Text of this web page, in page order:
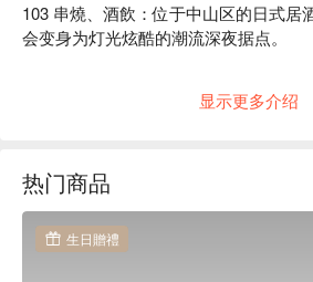
103 串燒、酒飲：位于中山区的日式居
会变身为灯光炫酷的潮流深夜据点。
初是一家氛围轻松的日式居酒屋，最适
在地人都超爱这里，原因很简单：菜单
的串烧，还有各种适合分享的日式料理
给力！从买三送一的生啤优惠，到经典
显示更多介绍
热门商品
生日贈禮